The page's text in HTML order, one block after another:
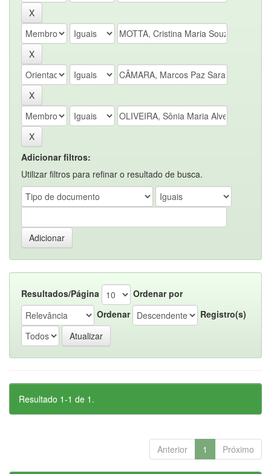
Adicionar filtros:
Utilizar filtros para refinar o resultado de busca.
Resultados/Página
Ordenar por
Ordenar
Registro(s)
Resultado 1-1 de 1.
Anterior 1 Próximo